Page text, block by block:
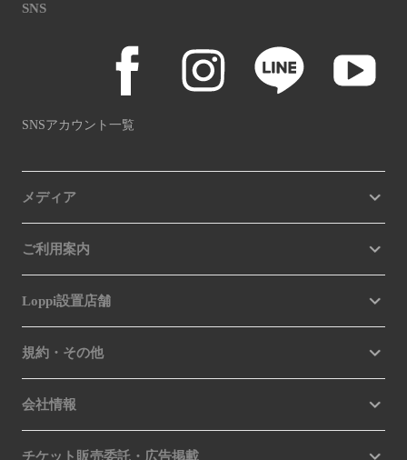
SNS
SNSアカウント一覧
メディア
ご利用案内
Loppi設置店舗
規約・その他
会社情報
チケット販売委託・広告掲載